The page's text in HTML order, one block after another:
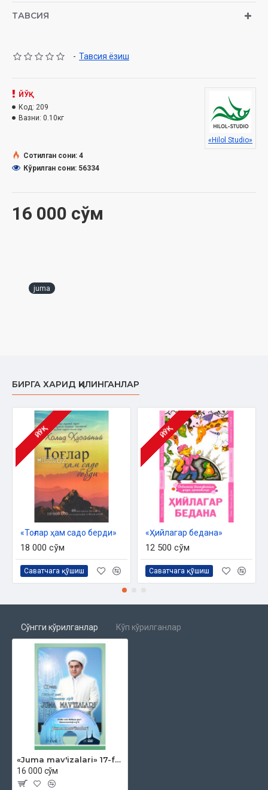
4. Vatanparvarlik ulug’ fazilat
ТАВСИЯ
- Тавсия ёзиш
16 000 сўм
ЙЎҚ
Код: 209
Вазни: 0.10кг
«Hilol Studio»
Сотилган сони: 4
Кўрилган сони: 56334
juma
БИРГА ХАРИД ҚИЛИНГАНЛАР
ЙЎҚ
«Тоғлар ҳам садо берди»
18 000 сўм
Саватчага қўшиш
ЙЎҚ
«Ҳийлагар бедана»‎
12 500 сўм
Саватчага қўшиш
Сўнгги кўрилганлар Кўп кўрилганлар
«Juma mav'izalari» 17-fasl (DVD)
16 000 сўм